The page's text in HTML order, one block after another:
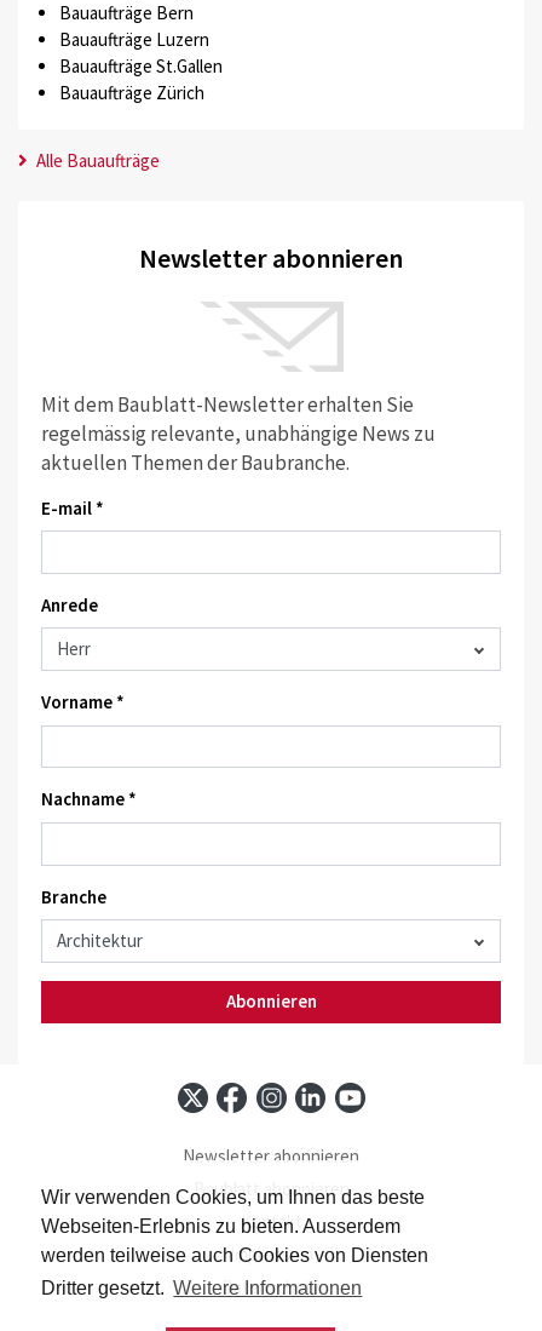
Wir verwenden Cookies, um Ihnen das beste
Webseiten-Erlebnis zu bieten. Ausserdem
werden teilweise auch Cookies von Diensten
Dritter gesetzt. Weitere Informationen
Bauaufträge Bern
Bauaufträge Luzern
Bauaufträge St.Gallen
Bauaufträge Zürich
Alle Bauaufträge
Newsletter abonnieren
Mit dem Baublatt-Newsletter erhalten Sie
regelmässig relevante, unabhängige News zu
aktuellen Themen der Baubranche.
E-mail *
Anrede
Vorname *
Nachname *
Branche
Abonnieren
Newsletter abonnieren
Baublatt abonnieren
Kontakt
Impressum
Datenschutz